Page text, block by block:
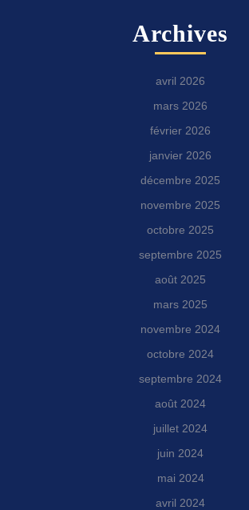
Archives
avril 2026
mars 2026
février 2026
janvier 2026
décembre 2025
novembre 2025
octobre 2025
septembre 2025
août 2025
mars 2025
novembre 2024
octobre 2024
septembre 2024
août 2024
juillet 2024
juin 2024
mai 2024
avril 2024